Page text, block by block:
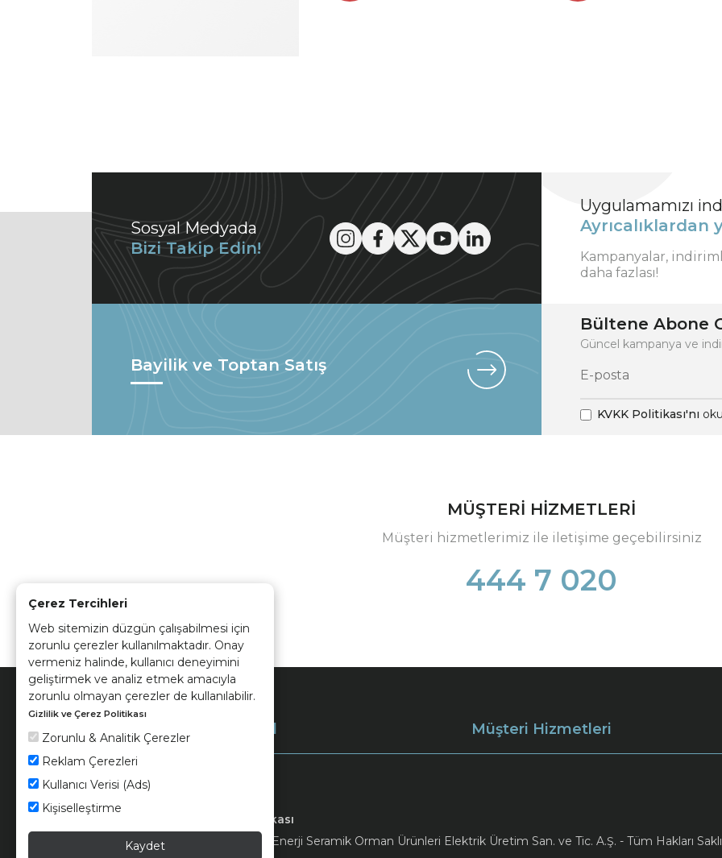
Çerez Tercihleri
Web sitemizin düzgün çalışabilmesi için
zorunlu çerezler kullanılmaktadır. Onay
vermeniz halinde, kullanıcı deneyimini
geliştirmek ve analiz etmek amacıyla
zorunlu olmayan çerezler de kullanılabilir.
Gizlilik ve Çerez Politikası
Zorunlu & Analitik Çerezler
Reklam Çerezleri
Kullanıcı Verisi (Ads)
Kişiselleştirme
Kaydet
Sosyal Medyada
Bizi Takip Edin!
Uygulamamızı
Ayrıcalıklardan
Kampanyalar,
daha fazlası!
Bayilik ve Toptan Satış
Bültene Abone
Güncel kampanya ve
KVKK Politikası'nı
MÜŞTERİ HİZMETLERİ
Müşteri hizmetlerimiz ile iletişime geçebilirsiniz
444 7 020
Kurumsal Müşteri Hizmetleri
Kvkk ve Çerez Politikası
© 2026 Ünsa Madencilik Turizm Enerji Seramik Orman Ürünleri Elektrik Üretim San. ve Tic. A.Ş. - Tüm Hakları